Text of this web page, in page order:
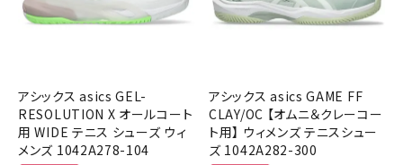
アシックス asics GEL-
RESOLUTION X オールコート
用 WIDE テニス シューズ ウィ
メンズ 1042A278-104
アシックス asics GAME FF
CLAY/OC 【オムニ＆クレーコー
ト用】 ウィメンズ テニスシュー
ズ 1042A282-300